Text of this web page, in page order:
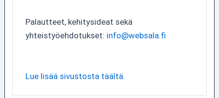
Palautteet, kehitysideat sekä
yhteistyöehdotukset: info@websala.fi
Lue lisää sivustosta täältä.